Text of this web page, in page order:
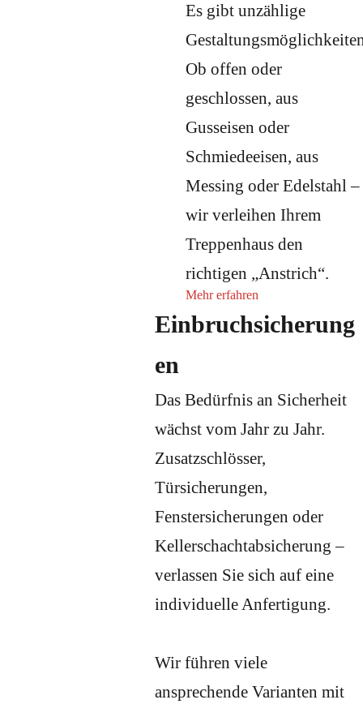
Es gibt unzählige
Ob offen oder
geschlossen, aus
Gusseisen oder
Schmiedeeisen, aus
Messing oder Edelstahl –
wir verleihen Ihrem
Treppenhaus den
richtigen „Anstrich“.
Mehr erfahren
Einbruchsicherung
en
Das Bedürfnis an Sicherheit
wächst vom Jahr zu Jahr.
Zusatzschlösser,
Türsicherungen,
Fenstersicherungen oder
Kellerschachtabsicherung –
verlassen Sie sich auf eine
individuelle Anfertigung.
Wir führen viele
ansprechende Varianten mit